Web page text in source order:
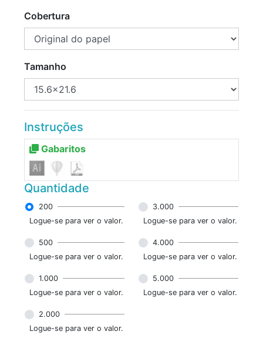
Cobertura
Tamanho
Instruções
Gabaritos
Quantidade
200
Logue-se para ver o valor.
3.000
Logue-se para ver o valor.
500
Logue-se para ver o valor.
4.000
Logue-se para ver o valor.
1.000
Logue-se para ver o valor.
5.000
Logue-se para ver o valor.
2.000
Logue-se para ver o valor.